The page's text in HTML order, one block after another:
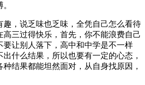
趣，说乏味也乏味，全凭自己怎么看待
三过得快乐，首先，你不能浪费自己
要让别人落下，高中和中学是不一样
什么结果，所以也要有一定的心态，
结果都能坦然面对，从自身找原因，